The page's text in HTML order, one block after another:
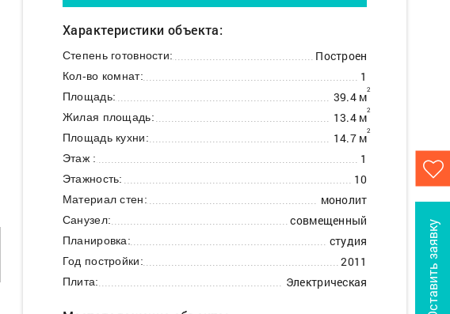
Оставить заявку
Характеристики объекта:
Степень готовности: Построен
Кол-во комнат: 1
Площадь: 39.4 м2
Жилая площадь: 13.4 м2
Площадь кухни: 14.7 м2
Этаж : 1
Этажность: 10
Материал стен: монолит
Санузел: совмещенный
Планировка: студия
Год постройки: 2011
Плита: Электрическая